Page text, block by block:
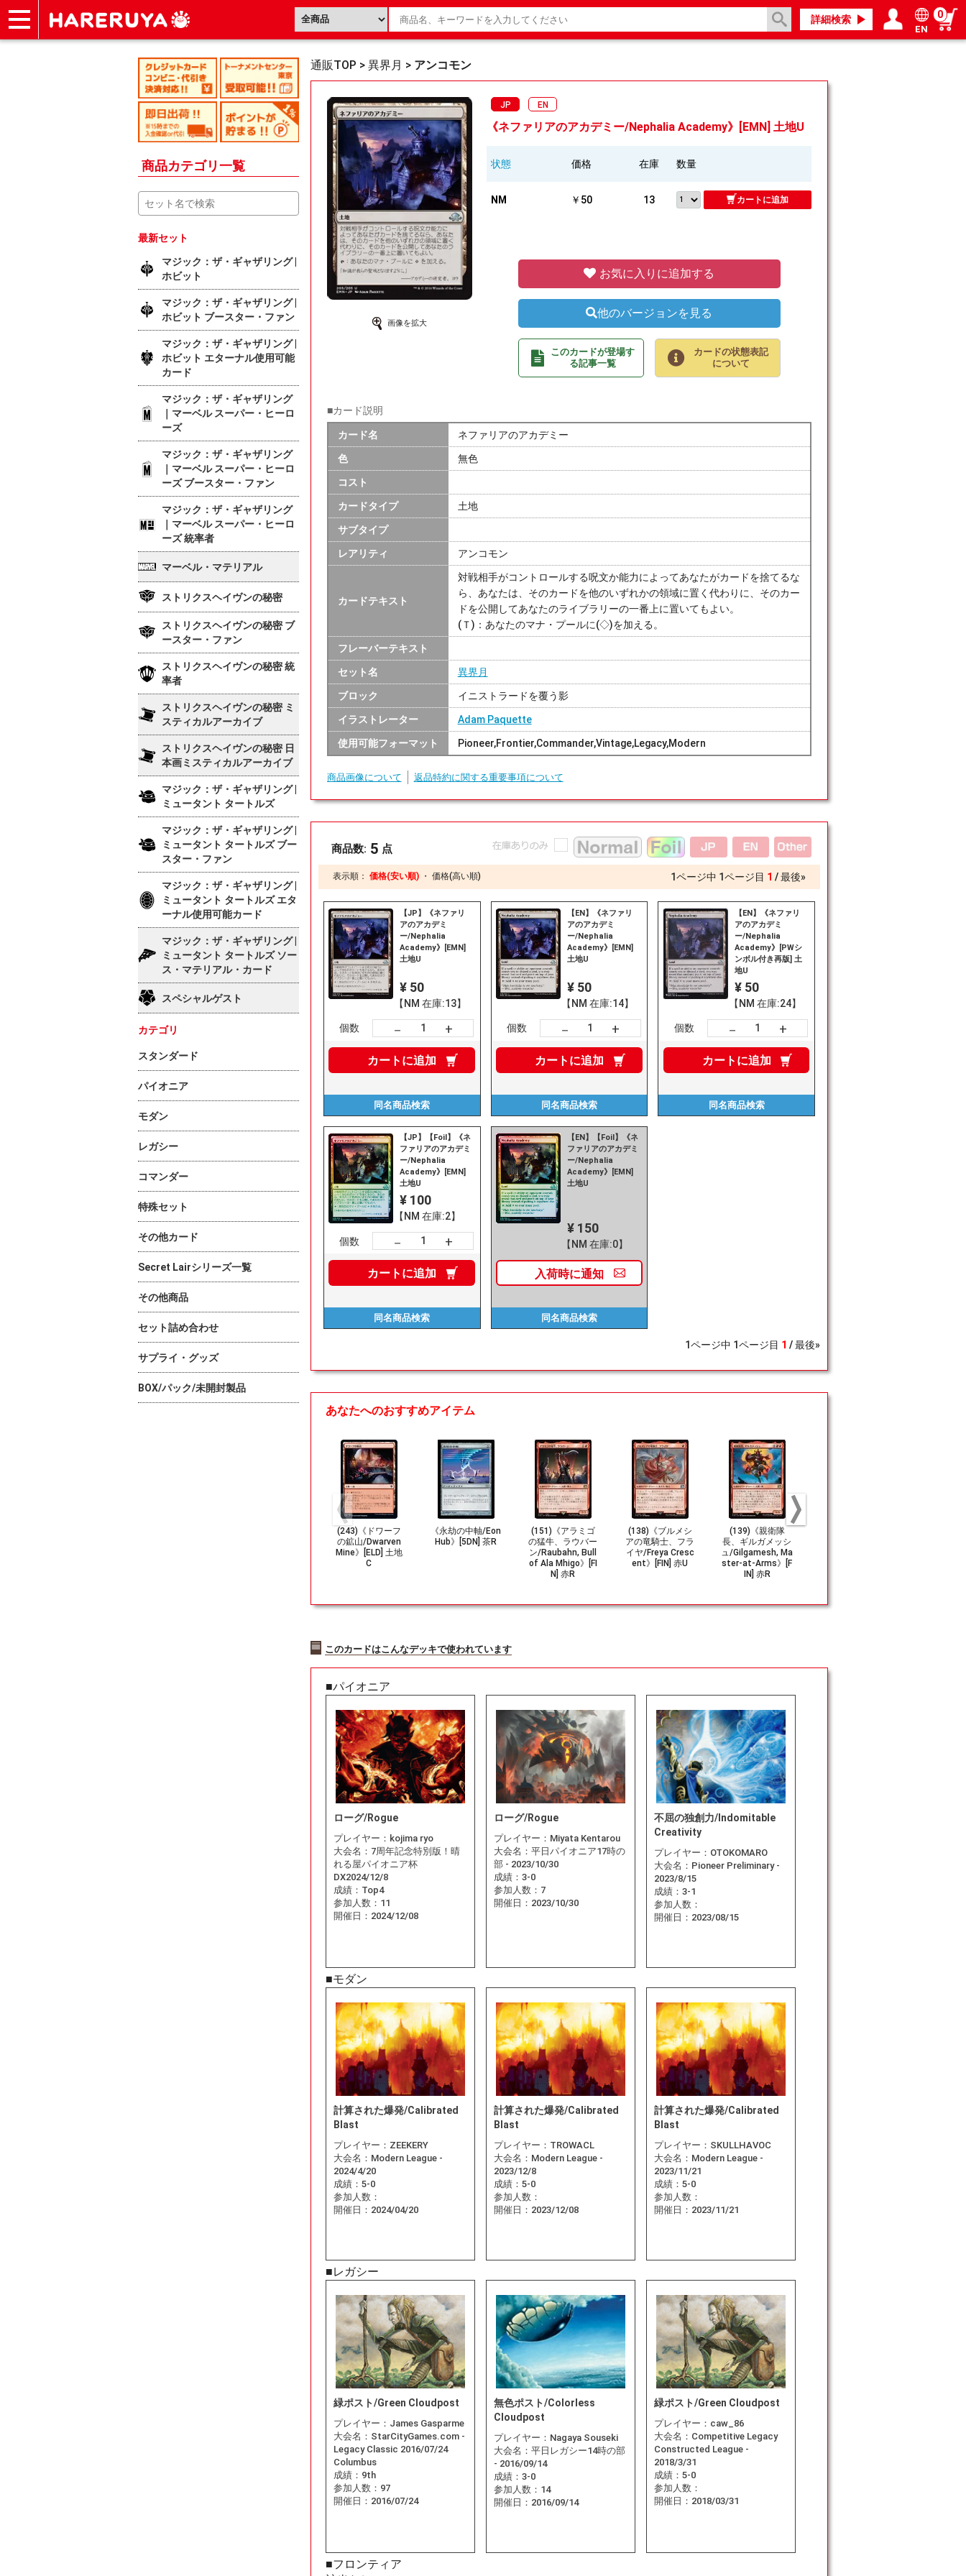
詳細検索
EN
0
商品カテゴリ一覧
通販TOP > 異界月 > アンコモン
画像を拡大
JP EN
《ネファリアのアカデミー/Nephalia Academy》[EMN] 土地U
状態 価格 在庫 数量
NM ￥50 13 カートに追加
お気に入りに追加する
他のバージョンを見る
このカードが登場す
る記事一覧
カードの状態表記
について
■カード説明
カード名 ネファリアのアカデミー
色 無色
コスト
カードタイプ 土地
サブタイプ
レアリティ アンコモン
カードテキスト
対戦相手がコントロールする呪文か能力によってあなたがカードを捨てるな
ら、あなたは、そのカードを他のいずれかの領域に置く代わりに、そのカー
ドを公開してあなたのライブラリーの一番上に置いてもよい。
(Ｔ)：あなたのマナ・プールに(◇)を加える。
フレーバーテキスト
セット名 異界月
ブロック イニストラードを覆う影
イラストレーター Adam Paquette
使用可能フォーマット Pioneer,Frontier,Commander,Vintage,Legacy,Modern
商品画像について 返品特約に関する重要事項について
商品数: 5 点
表示順： 価格(安い順) ・ 価格(高い順) 1ページ中 1ページ目 1 最後»
【JP】《ネファリ
アのアカデミ
ー/Nephalia
Academy》[EMN]
土地U
¥ 50
【NM 在庫:13】
個数 － +
カートに追加
同名商品検索
【EN】《ネファリ
アのアカデミ
ー/Nephalia
Academy》[EMN]
土地U
¥ 50
【NM 在庫:14】
個数 － +
カートに追加
同名商品検索
【EN】《ネファリ
アのアカデミ
ー/Nephalia
Academy》[PWシ
ンボル付き再版] 土
地U
¥ 50
【NM 在庫:24】
個数 － +
カートに追加
同名商品検索
【JP】【Foil】《ネ
ファリアのアカデミ
ー/Nephalia
Academy》[EMN]
土地U
¥ 100
【NM 在庫:2】
個数 － +
カートに追加
同名商品検索
【EN】【Foil】《ネ
ファリアのアカデミ
ー/Nephalia
Academy》[EMN]
土地U
¥ 150
【NM 在庫:0】
入荷時に通知
同名商品検索
1ページ中 1ページ目 1 最後»
あなたへのおすすめアイテム
(243)《ドワーフ
の鉱山/Dwarven
Mine》[ELD] 土地
C
《永劫の中軸/Eon
Hub》[5DN] 茶R
(151)《アラミゴ
の猛牛、ラウバー
ン/Raubahn, Bull
of Ala Mhigo》[FI
N] 赤R
(138)《ブルメシ
アの竜騎士、フラ
イヤ/Freya Cresc
ent》[FIN] 赤U
(139)《親衛隊
長、ギルガメッシ
ュ/Gilgamesh, Ma
ster-at-Arms》[F
IN] 赤R
このカードはこんなデッキで使われています
■パイオニア
ローグ/Rogue
プレイヤー： kojima ryo
大会名： 7周年記念特別版！晴
れる屋パイオニア杯
DX2024/12/8
成績： Top4
参加人数： 11
開催日： 2024/12/08
ローグ/Rogue
プレイヤー： Miyata Kentarou
大会名： 平日パイオニア17時の
部 - 2023/10/30
成績： 3-0
参加人数： 7
開催日： 2023/10/30
不屈の独創力/Indomitable
Creativity
プレイヤー： OTOKOMARO
大会名： Pioneer Preliminary -
2023/8/15
成績： 3-1
参加人数：
開催日： 2023/08/15
■モダン
計算された爆発/Calibrated
Blast
プレイヤー： ZEEKERY
大会名： Modern League -
2024/4/20
成績： 5-0
参加人数：
開催日： 2024/04/20
計算された爆発/Calibrated
Blast
プレイヤー： TROWACL
大会名： Modern League -
2023/12/8
成績： 5-0
参加人数：
開催日： 2023/12/08
計算された爆発/Calibrated
Blast
プレイヤー： SKULLHAVOC
大会名： Modern League -
2023/11/21
成績： 5-0
参加人数：
開催日： 2023/11/21
■レガシー
緑ポスト/Green Cloudpost
プレイヤー： James Gasparme
大会名： StarCityGames.com -
Legacy Classic 2016/07/24
Columbus
成績： 9th
参加人数： 97
開催日： 2016/07/24
無色ポスト/Colorless
Cloudpost
プレイヤー： Nagaya Souseki
大会名： 平日レガシー14時の部
- 2016/09/14
成績： 3-0
参加人数： 14
開催日： 2016/09/14
緑ポスト/Green Cloudpost
プレイヤー： caw_86
大会名： Competitive Legacy
Constructed League -
2018/3/31
成績： 5-0
参加人数：
開催日： 2018/03/31
■フロンティア